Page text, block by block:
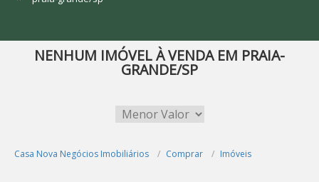
NENHUM IMÓVEL À VENDA EM PRAIA-
GRANDE/SP
Casa Nova Negócios Imobiliários Comprar Imóveis